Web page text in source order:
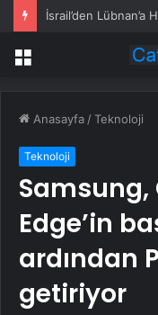
İsrail’den Lübnan’a
Menü
Anasayfa /Teknoloji
Teknoloji
Samsung,
Edge’in
ardından
getiriyor